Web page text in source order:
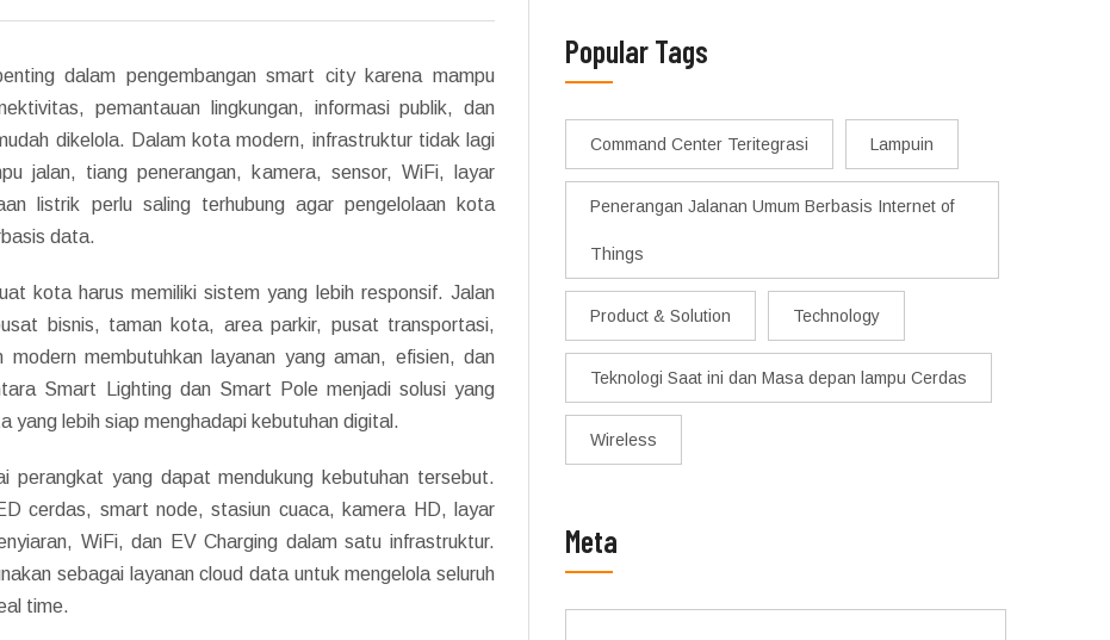
dalam pengembangan smart city karena mampu
pemantauan lingkungan, informasi publik, dan
dikelola. Dalam kota modern, infrastruktur tidak lagi
jalan, tiang penerangan, kamera, sensor, WiFi, layar
listrik perlu saling terhubung agar pengelolaan kota
data.
kota harus memiliki sistem yang lebih responsif. Jalan
bisnis, taman kota, area parkir, pusat transportasi,
modern membutuhkan layanan yang aman, efisien, dan
Smart Lighting dan Smart Pole menjadi solusi yang
yang lebih siap menghadapi kebutuhan digital.
perangkat yang dapat mendukung kebutuhan tersebut.
cerdas, smart node, stasiun cuaca, kamera HD, layar
WiFi, dan EV Charging dalam satu infrastruktur.
sebagai layanan cloud data untuk mengelola seluruh
time.
Popular Tags
Command Center Teritegrasi Lampuin
Penerangan Jalanan Umum Berbasis Internet of
Things
Product & Solution Technology
Teknologi Saat ini dan Masa depan lampu Cerdas
Wireless
Meta